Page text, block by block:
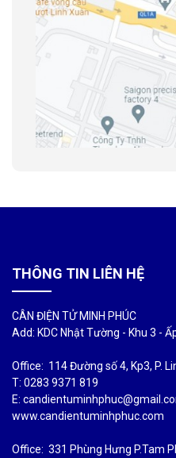
THÔNG TIN LIÊN HỆ
CÂN ĐIỆN TỬ MINH PHÚC
Add: KDC Nhật Tường - Khu 3 -
Office: 114 Đường số 4, Kp3, P.
T: 0283 9371 819
E:
www.candientuminhphuc.com
Office: 331 Phùng Hưng P.Tam